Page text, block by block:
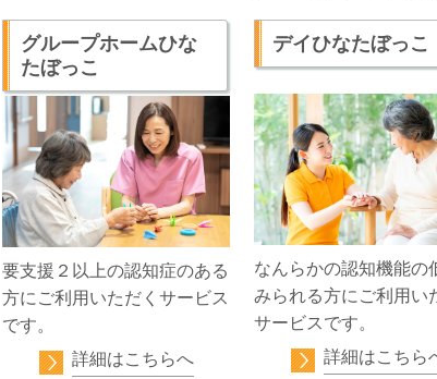
グループホームひな
たぼっこ
要支援２以上の認知症のある
方にご利用いただくサービス
です。
詳細はこちらへ
デイひなたぼっこ
なんらかの認知機能の
みられる方にご利用い
サービスです。
詳細はこちら